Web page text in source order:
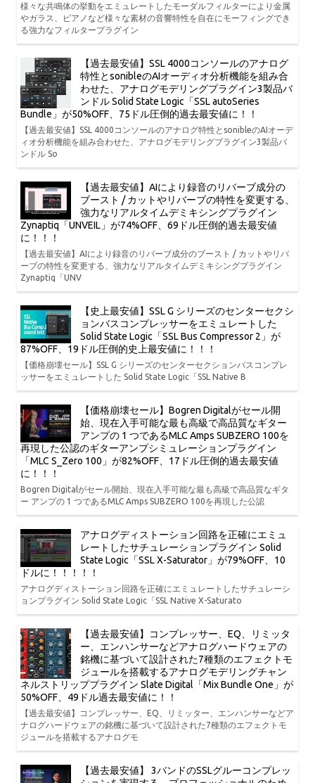
様々な共鳴体の挙動をエミュレートしたモーダルフィルターにより金属
やガラス、ピアノなど様々な素材の音響特性を自在にモーフィングでき
る強力なフィルタープラグイン
【過去最安値】SSL 4000コンソールのアナログ
特性とsonibleのAIオーディオ分析機能を組み合
わせた、アナログモデリングプラグイン3製品バ
ンドル Solid State Logic「SSL autoSeries
Bundle」が50%OFF、75ドル圧倒的過去最安値に！！
【過去最安値】SSL 4000コンソールのアナログ特性とsonibleのAIオーデ
ィオ分析機能を組み合わせた、アナログモデリングプラグイン3製品バ
ンドル So
【過去最安値】AIにより録音のリバーブ成分の
ブースト / カットやリバーブの特性を変更する、
強力なリアルタイムデミキシングプラグイン
Zynaptiq「UNVEIL」が74%OFF、69ドル圧倒的過去最安値
に！！！
【過去最安値】AIにより録音のリバーブ成分のブースト / カットやリバ
ーブの特性を変更する、強力なリアルタイムデミキシングプラグイン
Zynaptiq「UNV
【史上最安値】SSL G シリーズのセンターセクシ
ョンバスコンプレッサーをエミュレートした
Solid State Logic「SSL Bus Compressor 2」が
87%OFF、19ドル圧倒的史上最安値に！！！
【価格崩壊セール】SSL G シリーズのセンターセクションバスコンプレ
ッサーをエミュレートした Solid State Logic「SSL Native B
【価格崩壊セール】Bogren Digitalがセール開
始、現在入手可能な最も高級で高品質なギター
アンプの 1 つであるMLC Amps SUBZERO 100を
再現した公認のギターアンプシミュレーションプラグイン
「MLC S_Zero 100」が82%OFF、17ドル圧倒的過去最安値
に！！！
Bogren Digitalがセール開始、現在入手可能な最も高級で高品質なギタ
ー アンプの 1 つであるMLC Amps SUBZERO 100を再現した公認
アナログディストーション回路を正確にエミュ
レートしたサチュレーションプラグイン Solid
State Logic「SSL X-Saturator」が79%OFF、10
ドルに！！！！！
アナログディストーション回路を正確にエミュレートしたサチュレーシ
ョンプラグイン Solid State Logic「SSL Native X-Saturato
【過去最安値】コンプレッサー、EQ、リミッタ
ー、エンハンサーなどアナログハードウェアの
銘機に基づいて設計された7種類のエフェクトモ
ジュールを搭載するアナログモデリングチャン
ネルストリッププラグイン Slate Digital「Mix Bundle One」が
50%OFF、49ドル過去最安値に！！
【過去最安値】コンプレッサー、EQ、リミッター、エンハンサーなどア
ナログハードウェアの銘機に基づいて設計された7種類のエフェクトモ
ジュールを搭載するアナログモ
【過去最安値】 3バンドのSSLグルーコンプレッ